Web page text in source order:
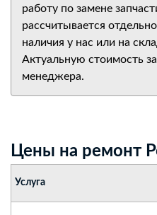
работу по замене
рассчитывается
наличия у нас или на
Актуальную стоимость
менеджера.
Цены на ремонт
Услуга